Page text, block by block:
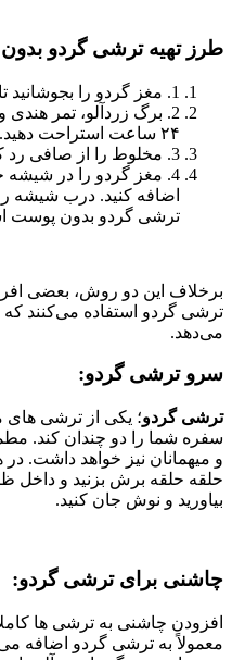
طرز تهیه ترشی گردو
1. مغز گردو را بجوشانید تا پوست نازک آن جدا شود.
2. برگ زردآلو، تمر
۲۴ ساعت استراحت دهید.
3. مخلوط را از صافی رد کنید و با سایر ادویه‌ها ترکیب کنید.
4. مغز گردو را در
ترشی گردو بدون پوست
برخلاف این دو روش، بعضی
ترشی گردو استفاده می‌کنند
می‌دهد.
سرو ترشی گردو:
ترشی گردو؛ یکی از ترشی های
سفره شما را دو چندان کند.
و میهمانان نیز خواهد داشت.
حلقه حلقه برش بزنید و
بیاورید و نوش جان کنید.
چاشنی برای ترشی گردو:
افزودن چاشنی به ترشی ها
معمولاً به ترشی گردو اضافه